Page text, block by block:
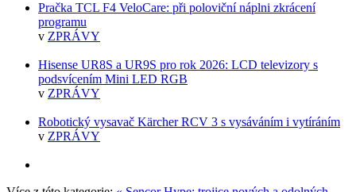
Pračka TCL F4 VeloCare: při poloviční náplni zkrácení
programu
v ZPRÁVY
Hisense UR8S a UR9S pro rok 2026: LCD televizory s
podsvícením Mini LED RGB
v ZPRÁVY
Robotický vysavač Kärcher RCV 3 s vysáváním i vytíráním
v ZPRÁVY